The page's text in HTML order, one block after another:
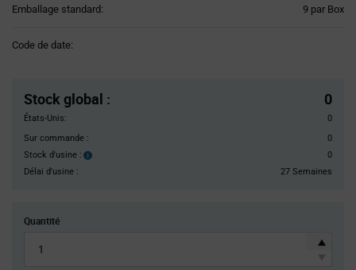
Emballage standard: 9 par Box
Code de date:
Stock global : 0
États-Unis:
0
Sur commande :
0
Stock d'usine :
Stock
0
Délai d'usine :
27 Semaines
Quantité